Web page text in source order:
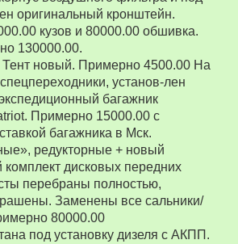
оригинальный кронштейн.
кузов и 80000.00 обшивка.
130000.00.
Тент новый. Примерно 4500.00 На
установ-лен
багажник
Примерно 15000.00 с
багажника в Мск.
редукторные + новый
комплект дисковых передних
перебраны полностью,
Заменены все сальники/
80000.00
под установку дизеля с АКПП.